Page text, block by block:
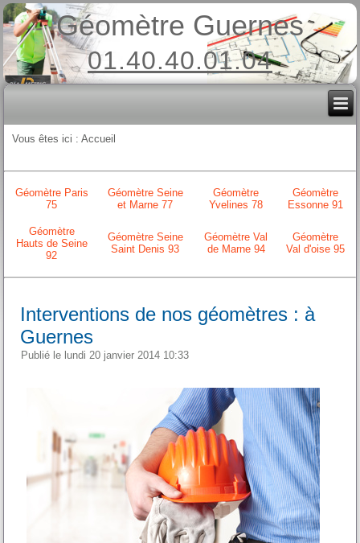
Géomètre Guernes
01.40.40.01.04
Vous êtes ici :Accueil
Géomètre Paris
75
Géomètre Seine
et Marne 77
Géomètre
Yvelines 78
Géomètre
Essonne 91
Géomètre
Hauts de Seine
92
Géomètre Seine
Saint Denis 93
Géomètre Val
de Marne 94
Géomètre
Val d'oise 95
Interventions de nos géomètres : à
Guernes
Publié le lundi 20 janvier 2014 10:33